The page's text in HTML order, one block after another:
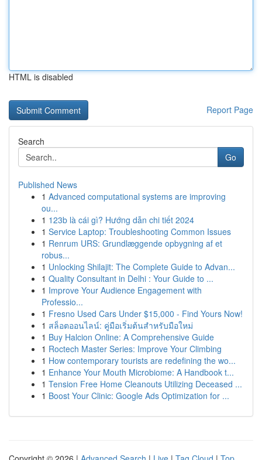
HTML is disabled
Report Page
Search
Go
Published News
1 Advanced computational systems are improving
ou...
1 123b là cái gì? Hướng dẫn chi tiết 2024
1 Service Laptop: Troubleshooting Common Issues
1 Renrum URS: Grundlæggende opbygning af et
robus...
1 Unlocking Shilajit: The Complete Guide to Advan...
1 Quality Consultant in Delhi : Your Guide to ...
1 Improve Your Audience Engagement with
Professio...
1 Fresno Used Cars Under $15,000 - Find Yours Now!
1 สล็อตออนไลน์: คู่มือเริ่มต้นสำหรับมือใหม่
1 Buy Halcion Online: A Comprehensive Guide
1 Roctech Master Series: Improve Your Climbing
1 How contemporary tourists are redefining the wo...
1 Enhance Your Mouth Microbiome: A Handbook t...
1 Tension Free Home Cleanouts Utilizing Deceased ...
1 Boost Your Clinic: Google Ads Optimization for ...